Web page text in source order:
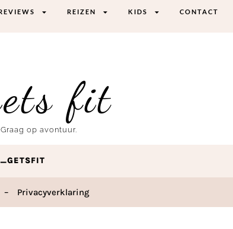
REIZEN KIDS CONTACT
fit
op avontuur.
– Privacyverklaring